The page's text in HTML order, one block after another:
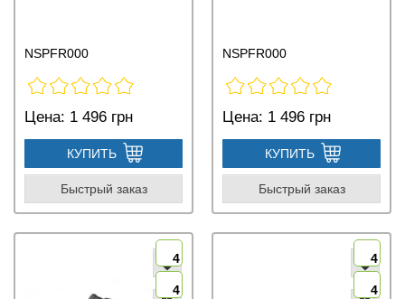
NSPFR000
Цена: 1 496 грн
КУПИТЬ
Быстрый заказ
NSPFR000
Цена: 1 496 грн
КУПИТЬ
Быстрый заказ
4
4
4
4